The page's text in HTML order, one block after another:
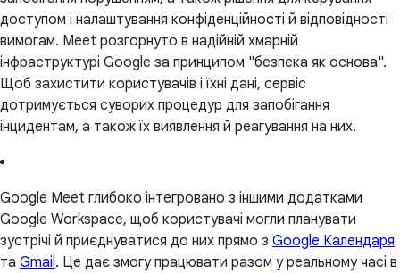
доступом і налаштування конфіденційності й відповідності
вимогам. Meet розгорнуто в надійній хмарній
інфраструктурі Google за принципом "безпека як основа".
Щоб захистити користувачів і їхні дані, сервіс
дотримується суворих процедур для запобігання
інцидентам, а також їх виявлення й реагування на них.
Google Meet глибоко інтегровано з іншими додатками
Google Workspace, щоб користувачі могли планувати
зустрічі й приєднуватися до них прямо з Google Календаря
та Gmail . Це дає змогу працювати разом у реальному часі в